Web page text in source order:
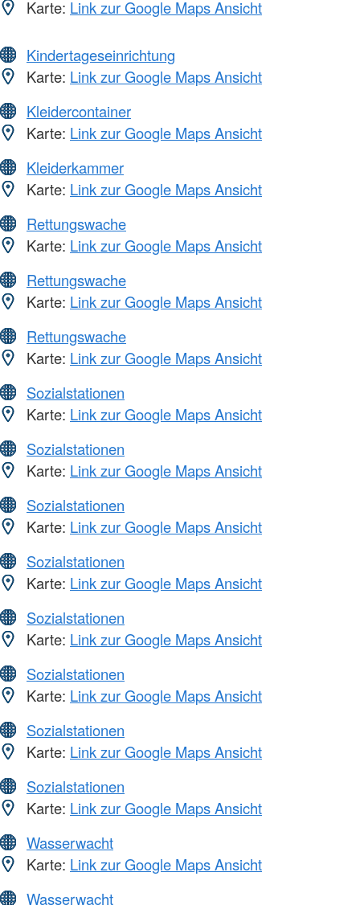
Karte: Link zur Google Maps Ansicht
Kindertageseinrichtung
Karte: Link zur Google Maps Ansicht
Kleidercontainer
Karte: Link zur Google Maps Ansicht
Kleiderkammer
Karte: Link zur Google Maps Ansicht
Rettungswache
Karte: Link zur Google Maps Ansicht
Rettungswache
Karte: Link zur Google Maps Ansicht
Rettungswache
Karte: Link zur Google Maps Ansicht
Sozialstationen
Karte: Link zur Google Maps Ansicht
Sozialstationen
Karte: Link zur Google Maps Ansicht
Sozialstationen
Karte: Link zur Google Maps Ansicht
Sozialstationen
Karte: Link zur Google Maps Ansicht
Sozialstationen
Karte: Link zur Google Maps Ansicht
Sozialstationen
Karte: Link zur Google Maps Ansicht
Sozialstationen
Karte: Link zur Google Maps Ansicht
Sozialstationen
Karte: Link zur Google Maps Ansicht
Wasserwacht
Karte: Link zur Google Maps Ansicht
Wasserwacht